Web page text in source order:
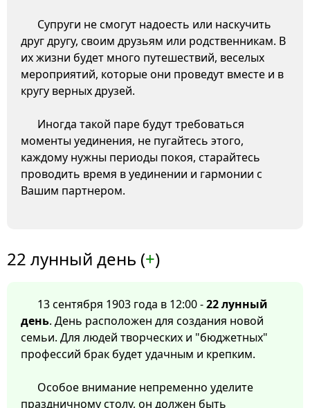
Супруги не смогут надоесть или наскучить
друг другу, своим друзьям или родственникам. В
их жизни будет много путешествий, веселых
мероприятий, которые они проведут вместе и в
кругу верных друзей.
Иногда такой паре будут требоваться
моменты уединения, не пугайтесь этого,
каждому нужны периоды покоя, старайтесь
проводить время в уединении и гармонии с
Вашим партнером.
22 лунный день (+)
13 сентября 1903 года в 12:00 -22 лунный
день. День расположен для создания новой
семьи. Для людей творческих и "бюджетных"
профессий брак будет удачным и крепким.
Особое внимание непременно уделите
праздничному столу, он должен быть